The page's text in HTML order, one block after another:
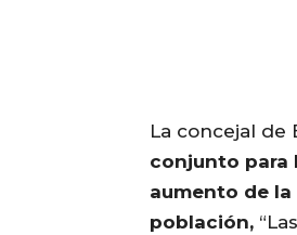
La concejal de
conjunto para
aumento de
población,